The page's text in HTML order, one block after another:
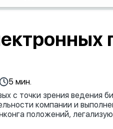
5 мин.
с точки зрения ведения
компании и
положений,